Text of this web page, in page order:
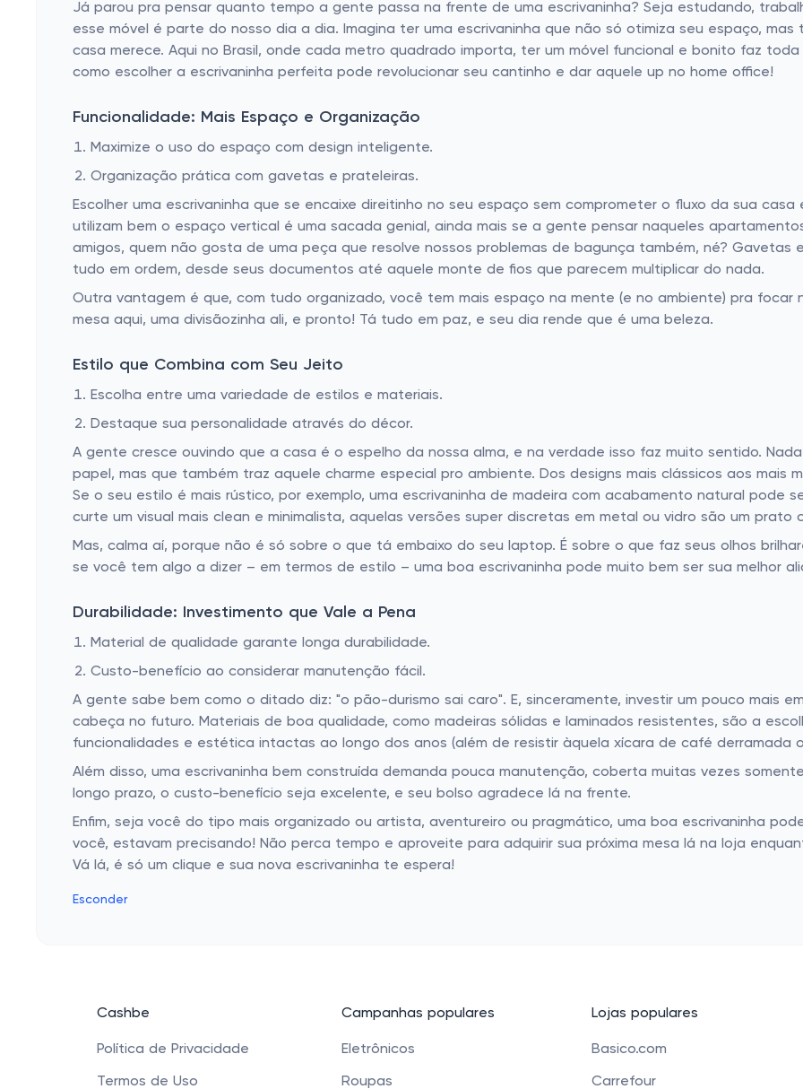
Já parou pra pensar quanto tempo a gente passa na frente de uma escrivaninha? Seja estudando,
esse móvel é parte do nosso dia a dia. Imagina ter uma escrivaninha que não só otimiza seu espaço,
casa merece. Aqui no Brasil, onde cada metro quadrado importa, ter um móvel funcional e bonito faz
como escolher a escrivaninha perfeita pode revolucionar seu cantinho e dar aquele up no home office!
Funcionalidade: Mais Espaço e Organização
Maximize o uso do espaço com design inteligente.
Organização prática com gavetas e prateleiras.
Escolher uma escrivaninha que se encaixe direitinho no seu espaço sem comprometer o fluxo da sua
utilizam bem o espaço vertical é uma sacada genial, ainda mais se a gente pensar naqueles
amigos, quem não gosta de uma peça que resolve nossos problemas de bagunça também, né?
tudo em ordem, desde seus documentos até aquele monte de fios que parecem multiplicar do nada.
Outra vantagem é que, com tudo organizado, você tem mais espaço na mente (e no ambiente) pra focar
mesa aqui, uma divisãozinha ali, e pronto! Tá tudo em paz, e seu dia rende que é uma beleza.
Estilo que Combina com Seu Jeito
Escolha entre uma variedade de estilos e materiais.
Destaque sua personalidade através do décor.
A gente cresce ouvindo que a casa é o espelho da nossa alma, e na verdade isso faz muito sentido.
papel, mas que também traz aquele charme especial pro ambiente. Dos designs mais clássicos aos mais
Se o seu estilo é mais rústico, por exemplo, uma escrivaninha de madeira com acabamento natural pode
curte um visual mais clean e minimalista, aquelas versões super discretas em metal ou vidro são um prato
Mas, calma aí, porque não é só sobre o que tá embaixo do seu laptop. É sobre o que faz seus olhos
se você tem algo a dizer – em termos de estilo – uma boa escrivaninha pode muito bem ser sua melhor
Durabilidade: Investimento que Vale a Pena
Material de qualidade garante longa durabilidade.
Custo-benefício ao considerar manutenção fácil.
A gente sabe bem como o ditado diz: "o pão-durismo sai caro". E, sinceramente, investir um pouco mais
cabeça no futuro. Materiais de boa qualidade, como madeiras sólidas e laminados resistentes, são a
funcionalidades e estética intactas ao longo dos anos (além de resistir àquela xícara de café derramada
Além disso, uma escrivaninha bem construída demanda pouca manutenção, coberta muitas vezes
longo prazo, o custo-benefício seja excelente, e seu bolso agradece lá na frente.
Enfim, seja você do tipo mais organizado ou artista, aventureiro ou pragmático, uma boa escrivaninha
você, estavam precisando! Não perca tempo e aproveite para adquirir sua próxima mesa lá na loja
Vá lá, é só um clique e sua nova escrivaninha te espera!
Esconder
Cashbe
Política de Privacidade
Termos de Uso
Campanhas populares
Eletrônicos
Roupas
Lojas populares
Basico.com
Carrefour